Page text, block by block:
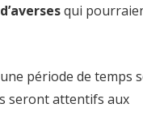
qui
période de temps
seront attentifs aux